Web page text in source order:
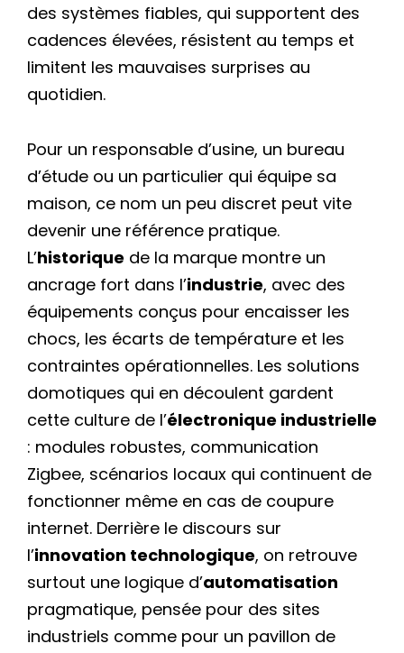
des systèmes fiables, qui supportent des
cadences élevées, résistent au temps et
limitent les mauvaises surprises au
quotidien.
Pour un responsable d’usine, un bureau
d’étude ou un particulier qui équipe sa
maison, ce nom un peu discret peut vite
devenir une référence pratique.
L’historique de la marque montre un
ancrage fort dans l’industrie, avec des
équipements conçus pour encaisser les
chocs, les écarts de température et les
contraintes opérationnelles. Les solutions
domotiques qui en découlent gardent
cette culture de l’électronique industrielle
: modules robustes, communication
Zigbee, scénarios locaux qui continuent de
fonctionner même en cas de coupure
internet. Derrière le discours sur
l’innovation technologique, on retrouve
surtout une logique d’automatisation
pragmatique, pensée pour des sites
industriels comme pour un pavillon de